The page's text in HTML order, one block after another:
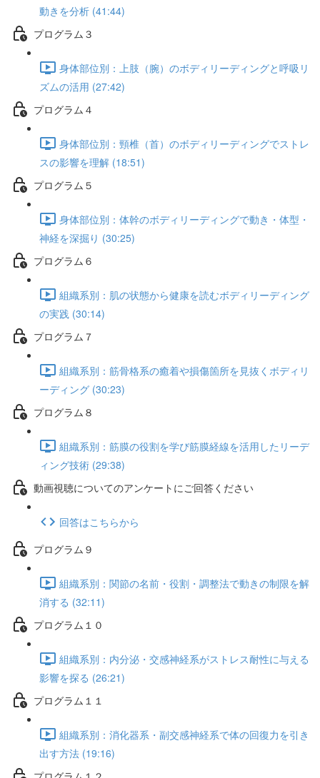
動きを分析 (41:44)
プログラム３
身体部位別：上肢（腕）のボディリーディングと呼吸リ
ズムの活用 (27:42)
プログラム４
身体部位別：頸椎（首）のボディリーディングでストレ
スの影響を理解 (18:51)
プログラム５
身体部位別：体幹のボディリーディングで動き・体型・
神経を深掘り (30:25)
プログラム６
組織系別：肌の状態から健康を読むボディリーディング
の実践 (30:14)
プログラム７
組織系別：筋骨格系の癒着や損傷箇所を見抜くボディリ
ーディング (30:23)
プログラム８
組織系別：筋膜の役割を学び筋膜経線を活用したリーデ
ィング技術 (29:38)
動画視聴についてのアンケートにご回答ください
回答はこちらから
プログラム９
組織系別：関節の名前・役割・調整法で動きの制限を解
消する (32:11)
プログラム１０
組織系別：内分泌・交感神経系がストレス耐性に与える
影響を探る (26:21)
プログラム１１
組織系別：消化器系・副交感神経系で体の回復力を引き
出す方法 (19:16)